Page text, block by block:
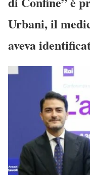
Urbani, il
aveva